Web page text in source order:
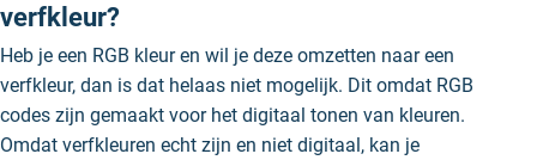
verfkleur?
Heb je een RGB kleur en wil je deze omzetten naar een
verfkleur, dan is dat helaas niet mogelijk. Dit omdat RGB
codes zijn gemaakt voor het digitaal tonen van kleuren.
Omdat verfkleuren echt zijn en niet digitaal, kan je